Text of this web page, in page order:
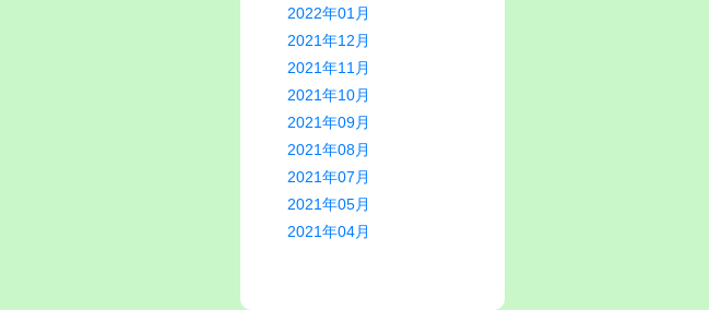
2022年01月
2021年12月
2021年11月
2021年10月
2021年09月
2021年08月
2021年07月
2021年05月
2021年04月